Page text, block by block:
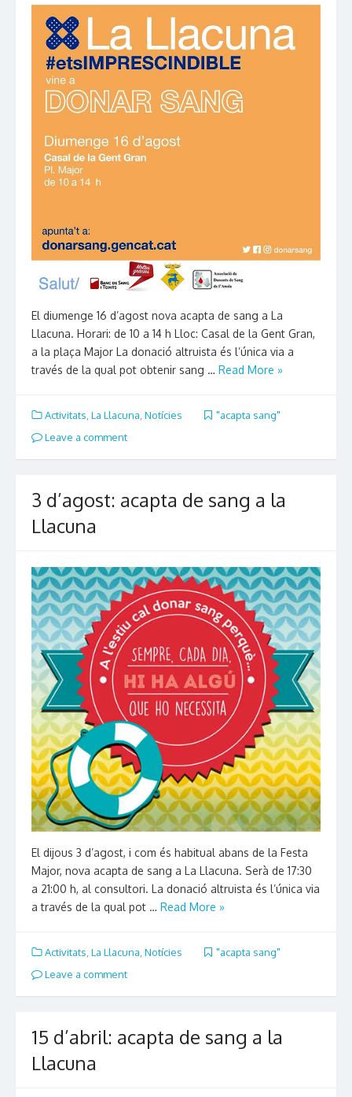
El diumenge 16 d’agost nova acapta de sang a La
Llacuna. Horari: de 10 a 14 h Lloc: Casal de la Gent Gran,
a la plaça Major La donació altruista és l’única via a
través de la qual pot obtenir sang … Read More »
Activitats La Llacuna Notícies
"acapta sang"
Leave a comment
3 d’agost: acapta de sang a la
Llacuna
El dijous 3 d’agost, i com és habitual abans de la Festa
Major, nova acapta de sang a La Llacuna. Serà de 17:30
a 21:00 h, al consultori. La donació altruista és l’única via
a través de la qual pot … Read More »
Activitats La Llacuna Notícies
"acapta sang"
Leave a comment
15 d’abril: acapta de sang a la
Llacuna